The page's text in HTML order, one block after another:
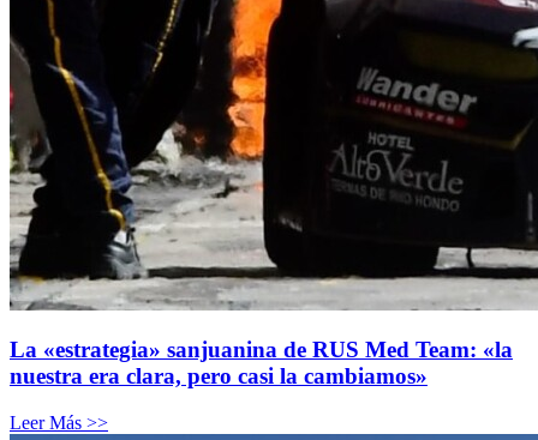
La «estrategia» sanjuanina de RUS Med Team: «la
nuestra era clara, pero casi la cambiamos»
Leer Más >>